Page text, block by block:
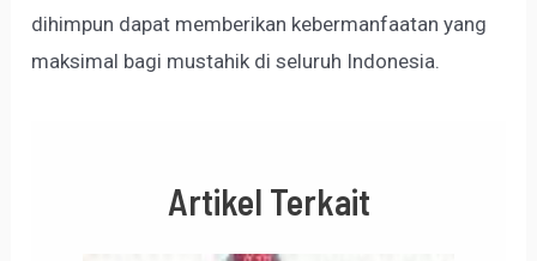
dihimpun dapat memberikan kebermanfaatan yang
maksimal bagi mustahik di seluruh Indonesia.
Artikel Terkait